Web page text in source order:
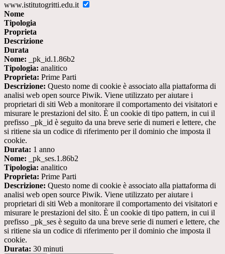
www.istitutogritti.edu.it
Nome
Tipologia
Proprieta
Descrizione
Durata
Nome: _pk_id.1.86b2
Tipologia: analitico
Proprieta: Prime Parti
Descrizione: Questo nome di cookie è associato alla piattaforma di
analisi web open source Piwik. Viene utilizzato per aiutare i
proprietari di siti Web a monitorare il comportamento dei visitatori e
misurare le prestazioni del sito. È un cookie di tipo pattern, in cui il
prefisso _pk_id è seguito da una breve serie di numeri e lettere, che
si ritiene sia un codice di riferimento per il dominio che imposta il
cookie.
Durata: 1 anno
Nome: _pk_ses.1.86b2
Tipologia: analitico
Proprieta: Prime Parti
Descrizione: Questo nome di cookie è associato alla piattaforma di
analisi web open source Piwik. Viene utilizzato per aiutare i
proprietari di siti Web a monitorare il comportamento dei visitatori e
misurare le prestazioni del sito. È un cookie di tipo pattern, in cui il
prefisso _pk_ses è seguito da una breve serie di numeri e lettere, che
si ritiene sia un codice di riferimento per il dominio che imposta il
cookie.
Durata: 30 minuti